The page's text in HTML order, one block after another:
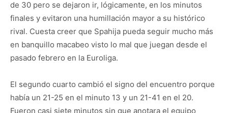
de 30 pero se dejaron ir, lógicamente, en los minutos
finales y evitaron una humillación mayor a su histórico
rival. Cuesta creer que Spahija pueda seguir mucho más
en banquillo macabeo visto lo mal que juegan desde el
pasado febrero en la Euroliga.
El segundo cuarto cambió el signo del encuentro porque
había un 21-25 en el minuto 13 y un 21-41 en el 20.
Fueron casi siete minutos sin que anotara el equipo